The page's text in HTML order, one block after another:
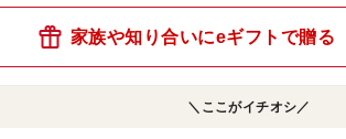
家族や知り合いにeギフトで贈る
＼ここがイチオシ／